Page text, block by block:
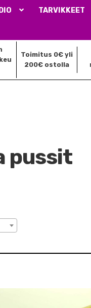
TARVIKKEET
Toimitus 0€ yli
200€ ostolla
pussit